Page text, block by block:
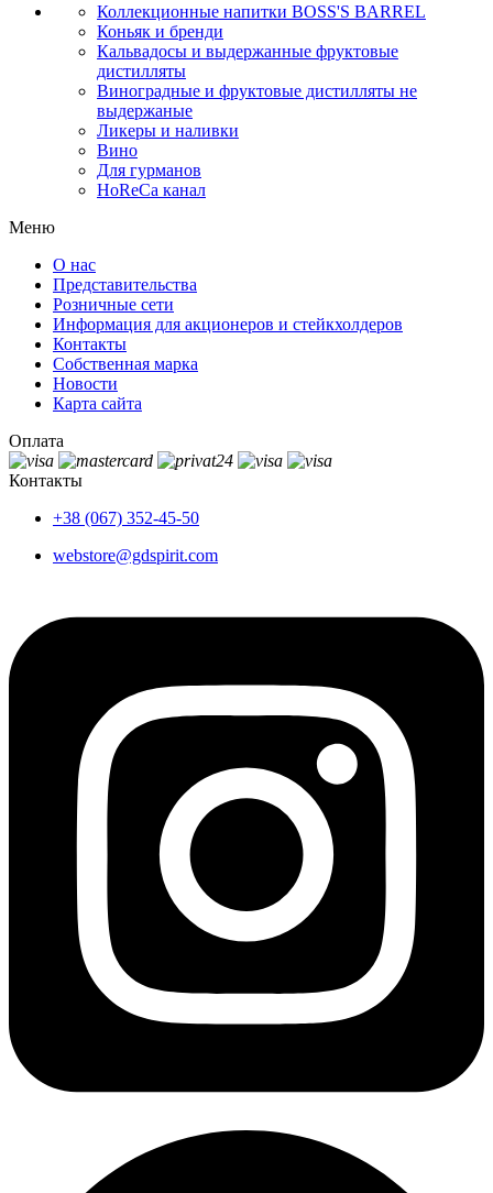
Коллекционные напитки BOSS'S BARREL
Коньяк и бренди
Кальвадосы и выдержанные фруктовые
дистилляты
Виноградные и фруктовые дистилляты не
выдержаные
Ликеры и наливки
Вино
Для гурманов
HoReCa канал
Меню
О нас
Представительства
Розничные сети
Информация для акционеров и стейкхолдеров
Контакты
Собственная марка
Новости
Карта сайта
Оплата
Контакты
+38 (067) 352-45-50
webstore@gdspirit.com